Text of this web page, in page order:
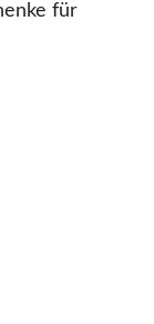
für